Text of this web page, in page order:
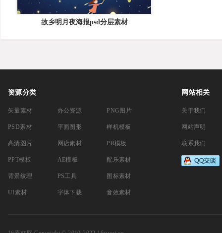
故乡明月夜海报psd分层素材
资源分类
矢量素材
PSD素材
高清图片
PPT模板
背景纹理
UI素材
办公资源
平面图形
网店素材
AE模板
PS工具
字体下载
PNG图片
样机模板
PR模板
配乐素材
图标素材
音效素材
网站相关
关于我们
网站声明
联系我们